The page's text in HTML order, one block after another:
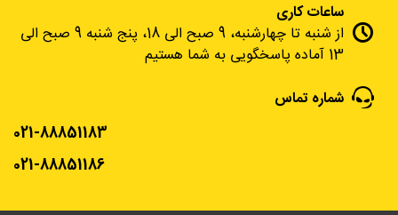
ساعات کاری
از شنبه تا چهارشنبه، 9 صبح الی 18، پنج شنبه 9 صبح الی
13 آماده پاسخگویی به شما هستیم
شماره تماس
021-88851183
021-88851186